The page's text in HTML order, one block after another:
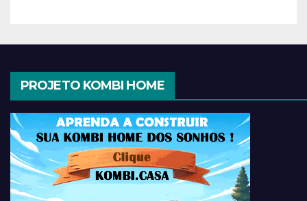
PROJETO KOMBI HOME